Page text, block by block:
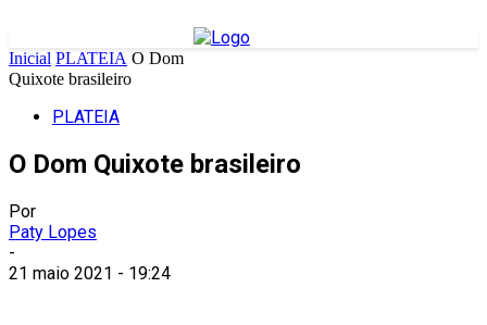
Inicial PLATEIA O Dom
Quixote brasileiro
PLATEIA
O Dom Quixote brasileiro
Por
Paty Lopes
-
21 maio 2021 - 19:24